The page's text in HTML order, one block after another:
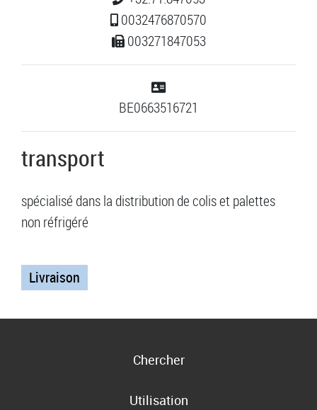
0032476870570
003271847053
BE0663516721
transport
spécialisé dans la distribution de colis et palettes
non réfrigéré
Livraison
Chercher
Utilisation